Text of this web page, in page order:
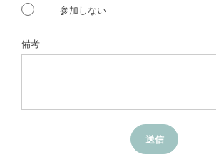
参加しない
備考
送信